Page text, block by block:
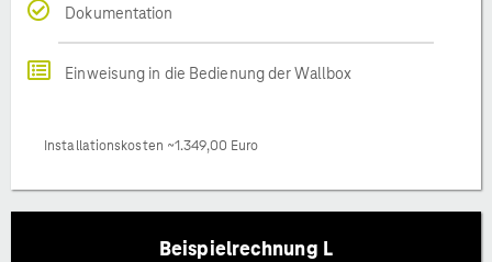
Dokumentation
Einweisung in die Bedienung der Wallbox
Installationskosten ~1.349,00 Euro
Beispielrechnung L